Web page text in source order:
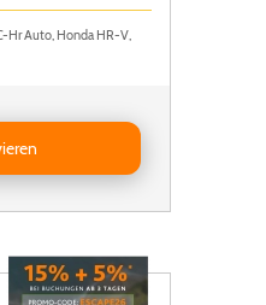
Hr Auto, Honda HR-V,
AUTO